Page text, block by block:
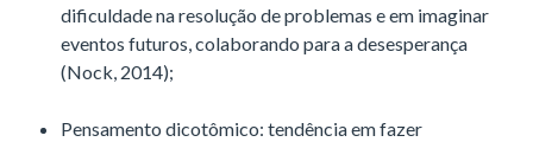
dificuldade na resolução de problemas e em imaginar
eventos futuros, colaborando para a desesperança
(Nock, 2014);
Pensamento dicotômico: tendência em fazer